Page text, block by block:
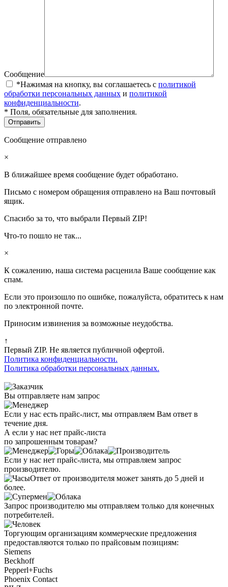
Сообщение
*Нажимая на кнопку, вы соглашаетесь с политикой
обработки персональных данных и политикой
конфиденциальности.
* Поля, обязательные для заполнения.
Сообщение отправлено
×
В ближайшее время сообщение будет обработано.
Письмо с номером обращения отправлено на Ваш почтовый
ящик.
Спасибо за то, что выбрали Первый ZIP!
Что-то пошло не так...
×
К сожалению, наша система расценила Ваше сообщение как
спам.
Если это произошло по ошибке, пожалуйста, обратитесь к нам
по электронной почте.
Приносим извинения за возможные неудобства.
↑
Первый ZIP. Не является публичной офертой.
Политика конфиденциальности.
Политика обработки персональных данных.
Вы отправляете нам запрос
Если у нас есть прайс-лист, мы отправляем Вам ответ в
течение дня.
А если у нас нет прайс-листа
по запрошенным товарам?
Если у нас нет прайс-листа, мы отправляем запрос
производителю.
Ответ от производителя может занять до 5 дней и
более.
Запрос производителю мы отправляем только для конечных
потребителей.
Торгующим организациям коммерческие предложения
предоставляются только по прайсовым позициям:
Siemens
Beckhoff
Pepperl+Fuchs
Phoenix Contact